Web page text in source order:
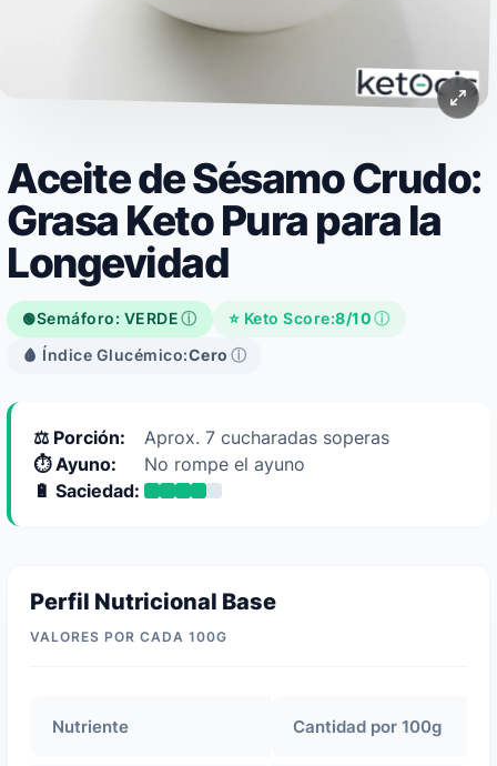
Aceite de Sésamo Crudo:
Grasa Keto Pura para la
Longevidad
🟢Semáforo: VERDEⓘ ⭐ Keto Score:8/10ⓘ
🩸 Índice Glucémico:Cero ⓘ
⚖️ Porción:
Aprox. 7 cucharadas soperas
⏱️ Ayuno:
No rompe el ayuno
🔋 Saciedad:
Perfil Nutricional Base
VALORES POR CADA 100G
Nutriente Cantidad por 100g